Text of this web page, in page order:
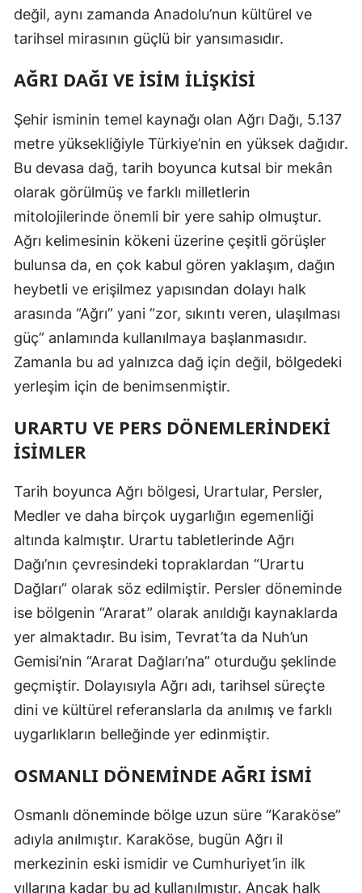
Giresun
Hakkari
Hatay
Isparta
Mersin
İstanbul
İzmir
Kars
Kastamonu
Kayseri
Kırşehir
Konya
Kütahya
Malatya
Manisa
Kahramanmaraş
Mardin
Muğla
Niğde
Ordu
Rize
Sakarya
değil, aynı zamanda Anadolu’nun kültürel ve
tarihsel mirasının güçlü bir yansımasıdır.
AĞRI DAĞI VE İSIM İLIŞKISI
Şehir isminin temel kaynağı olan Ağrı Dağı, 5.137
metre yüksekliğiyle Türkiye’nin en yüksek dağıdır.
Bu devasa dağ, tarih boyunca kutsal bir mekân
olarak görülmüş ve farklı milletlerin
mitolojilerinde önemli bir yere sahip olmuştur.
Ağrı kelimesinin kökeni üzerine çeşitli görüşler
bulunsa da, en çok kabul gören yaklaşım, dağın
heybetli ve erişilmez yapısından dolayı halk
arasında “Ağrı” yani “zor, sıkıntı veren, ulaşılması
güç” anlamında kullanılmaya başlanmasıdır.
Zamanla bu ad yalnızca dağ için değil, bölgedeki
yerleşim için de benimsenmiştir.
URARTU VE PERS DÖNEMLERINDEKI
İSIMLER
Tarih boyunca Ağrı bölgesi, Urartular, Persler,
Medler ve daha birçok uygarlığın egemenliği
altında kalmıştır. Urartu tabletlerinde Ağrı
Dağı’nın çevresindeki topraklardan “Urartu
Dağları” olarak söz edilmiştir. Persler döneminde
ise bölgenin “Ararat” olarak anıldığı kaynaklarda
yer almaktadır. Bu isim, Tevrat’ta da Nuh’un
Gemisi’nin “Ararat Dağları’na” oturduğu şeklinde
geçmiştir. Dolayısıyla Ağrı adı, tarihsel süreçte
dini ve kültürel referanslarla da anılmış ve farklı
uygarlıkların belleğinde yer edinmiştir.
OSMANLI DÖNEMINDE AĞRI İSMI
Osmanlı döneminde bölge uzun süre “Karaköse”
adıyla anılmıştır. Karaköse, bugün Ağrı il
merkezinin eski ismidir ve Cumhuriyet’in ilk
yıllarına kadar bu ad kullanılmıştır. Ancak halk